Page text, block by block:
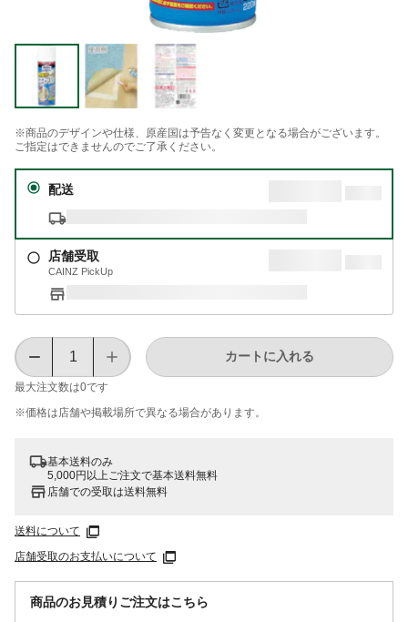
※商品のデザインや仕様、原産国は予告なく変更となる場合がございます。
ご指定はできませんのでご了承ください。
配送
店舗受取
CAINZ PickUp
最大注文数は0です
カートに入れる
※価格は​店舗や​掲載場所で​異なる​場合が​あります。
基本送料のみ
5,000円以上ご注文で基本送料無料
店舗での受取は送料無料
送料について
店舗受取のお支払いについて
商品のお見積りご注文はこちら